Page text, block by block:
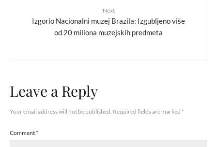
Next
Izgorio Nacionalni muzej Brazila: Izgubljeno više
od 20 miliona muzejskih predmeta
Leave a Reply
Your email address will not be published. Required fields are marked *
Comment*